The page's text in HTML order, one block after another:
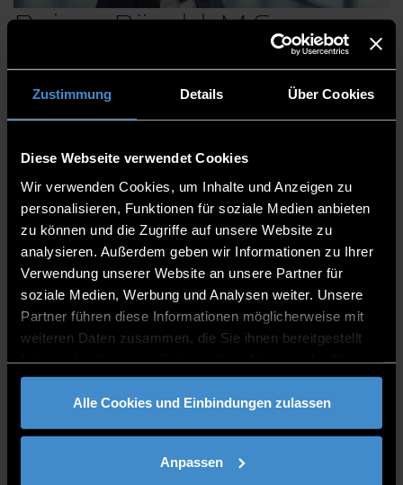
Zustimmung Details Über Cookies
Diese Webseite verwendet Cookies
Wir verwenden Cookies, um Inhalte und Anzeigen zu
personalisieren, Funktionen für soziale Medien anbieten
zu können und die Zugriffe auf unsere Website zu
analysieren. Außerdem geben wir Informationen zu Ihrer
Verwendung unserer Website an unsere Partner für
soziale Medien, Werbung und Analysen weiter. Unsere
Partner führen diese Informationen möglicherweise mit
weiteren Daten zusammen, die Sie ihnen bereitgestellt
gesammelt haben.
Alle Cookies und Einbindungen zulassen
Anpassen
Rainer Pöschl, M.Sc.
Zentrum für angewandte Forschung
Campus Freyung
Operative Leitung
TCF
08551/91764-21
PUBLIKATIONEN